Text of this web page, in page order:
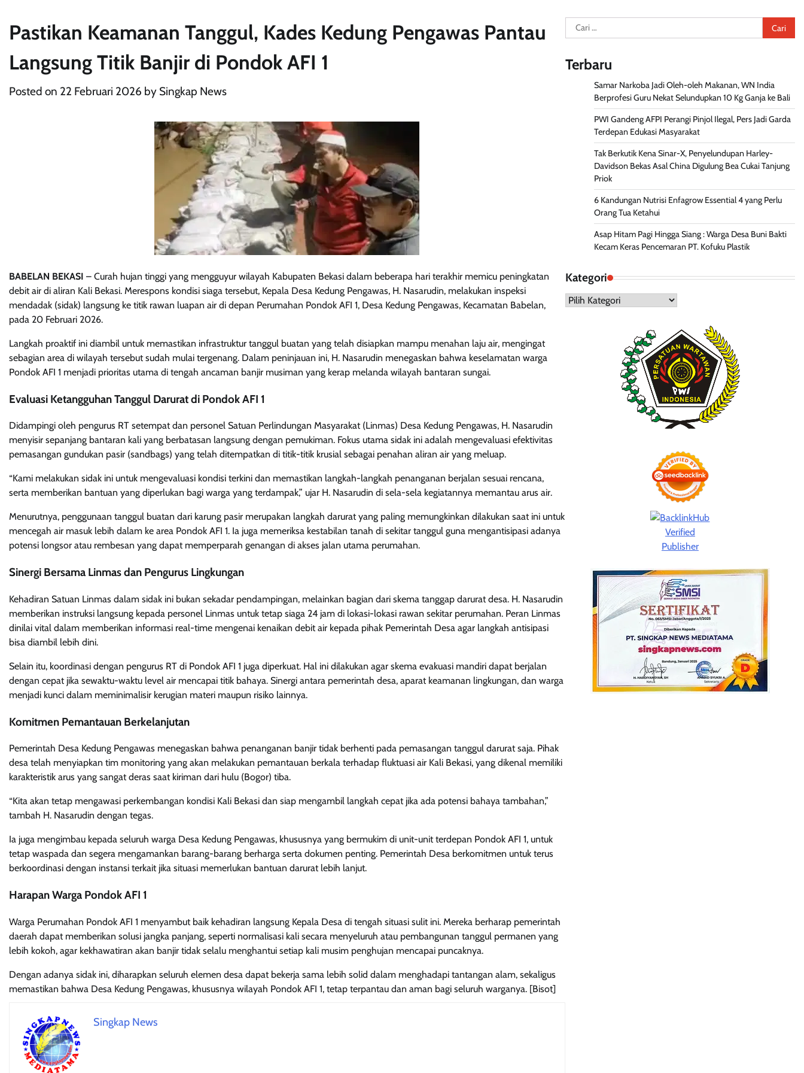
Pastikan Keamanan Tanggul, Kades Kedung Pengawas Pantau
Langsung Titik Banjir di Pondok AFI 1
Posted on 22 Februari 2026 by Singkap News
BABELAN BEKASI – Curah hujan tinggi yang mengguyur wilayah Kabupaten Bekasi dalam beberapa hari terakhir memicu peningkatan
debit air di aliran Kali Bekasi. Merespons kondisi siaga tersebut, Kepala Desa Kedung Pengawas, H. Nasarudin, melakukan inspeksi
mendadak (sidak) langsung ke titik rawan luapan air di depan Perumahan Pondok AFI 1, Desa Kedung Pengawas, Kecamatan Babelan,
pada 20 Februari 2026.
Langkah proaktif ini diambil untuk memastikan infrastruktur tanggul buatan yang telah disiapkan mampu menahan laju air, mengingat
sebagian area di wilayah tersebut sudah mulai tergenang. Dalam peninjauan ini, H. Nasarudin menegaskan bahwa keselamatan warga
Pondok AFI 1 menjadi prioritas utama di tengah ancaman banjir musiman yang kerap melanda wilayah bantaran sungai.
Evaluasi Ketangguhan Tanggul Darurat di Pondok AFI 1
Didampingi oleh pengurus RT setempat dan personel Satuan Perlindungan Masyarakat (Linmas) Desa Kedung Pengawas, H. Nasarudin
menyisir sepanjang bantaran kali yang berbatasan langsung dengan pemukiman. Fokus utama sidak ini adalah mengevaluasi efektivitas
pemasangan gundukan pasir (sandbags) yang telah ditempatkan di titik-titik krusial sebagai penahan aliran air yang meluap.
“Kami melakukan sidak ini untuk mengevaluasi kondisi terkini dan memastikan langkah-langkah penanganan berjalan sesuai rencana,
serta memberikan bantuan yang diperlukan bagi warga yang terdampak,” ujar H. Nasarudin di sela-sela kegiatannya memantau arus air.
Menurutnya, penggunaan tanggul buatan dari karung pasir merupakan langkah darurat yang paling memungkinkan dilakukan saat ini untuk
mencegah air masuk lebih dalam ke area Pondok AFI 1. Ia juga memeriksa kestabilan tanah di sekitar tanggul guna mengantisipasi adanya
potensi longsor atau rembesan yang dapat memperparah genangan di akses jalan utama perumahan.
Sinergi Bersama Linmas dan Pengurus Lingkungan
Kehadiran Satuan Linmas dalam sidak ini bukan sekadar pendampingan, melainkan bagian dari skema tanggap darurat desa. H. Nasarudin
memberikan instruksi langsung kepada personel Linmas untuk tetap siaga 24 jam di lokasi-lokasi rawan sekitar perumahan. Peran Linmas
dinilai vital dalam memberikan informasi real-time mengenai kenaikan debit air kepada pihak Pemerintah Desa agar langkah antisipasi
bisa diambil lebih dini.
Selain itu, koordinasi dengan pengurus RT di Pondok AFI 1 juga diperkuat. Hal ini dilakukan agar skema evakuasi mandiri dapat berjalan
dengan cepat jika sewaktu-waktu level air mencapai titik bahaya. Sinergi antara pemerintah desa, aparat keamanan lingkungan, dan warga
menjadi kunci dalam meminimalisir kerugian materi maupun risiko lainnya.
Komitmen Pemantauan Berkelanjutan
Pemerintah Desa Kedung Pengawas menegaskan bahwa penanganan banjir tidak berhenti pada pemasangan tanggul darurat saja. Pihak
desa telah menyiapkan tim monitoring yang akan melakukan pemantauan berkala terhadap fluktuasi air Kali Bekasi, yang dikenal memiliki
karakteristik arus yang sangat deras saat kiriman dari hulu (Bogor) tiba.
“Kita akan tetap mengawasi perkembangan kondisi Kali Bekasi dan siap mengambil langkah cepat jika ada potensi bahaya tambahan,”
tambah H. Nasarudin dengan tegas.
Ia juga mengimbau kepada seluruh warga Desa Kedung Pengawas, khususnya yang bermukim di unit-unit terdepan Pondok AFI 1, untuk
tetap waspada dan segera mengamankan barang-barang berharga serta dokumen penting. Pemerintah Desa berkomitmen untuk terus
berkoordinasi dengan instansi terkait jika situasi memerlukan bantuan darurat lebih lanjut.
Harapan Warga Pondok AFI 1
Warga Perumahan Pondok AFI 1 menyambut baik kehadiran langsung Kepala Desa di tengah situasi sulit ini. Mereka berharap pemerintah
daerah dapat memberikan solusi jangka panjang, seperti normalisasi kali secara menyeluruh atau pembangunan tanggul permanen yang
lebih kokoh, agar kekhawatiran akan banjir tidak selalu menghantui setiap kali musim penghujan mencapai puncaknya.
Dengan adanya sidak ini, diharapkan seluruh elemen desa dapat bekerja sama lebih solid dalam menghadapi tantangan alam, sekaligus
memastikan bahwa Desa Kedung Pengawas, khususnya wilayah Pondok AFI 1, tetap terpantau dan aman bagi seluruh warganya. [Bisot]
Singkap News
Cari
untuk:
Terbaru
Samar Narkoba Jadi Oleh-oleh Makanan, WN India
Berprofesi Guru Nekat Selundupkan 10 Kg Ganja ke Bali
PWI Gandeng AFPI Perangi Pinjol Ilegal, Pers Jadi Garda
Terdepan Edukasi Masyarakat
Tak Berkutik Kena Sinar-X, Penyelundupan Harley-
Davidson Bekas Asal China Digulung Bea Cukai Tanjung
Priok
6 Kandungan Nutrisi Enfagrow Essential 4 yang Perlu
Orang Tua Ketahui
Asap Hitam Pagi Hingga Siang : Warga Desa Buni Bakti
Kecam Keras Pencemaran PT. Kofuku Plastik
Kategori
Kategori